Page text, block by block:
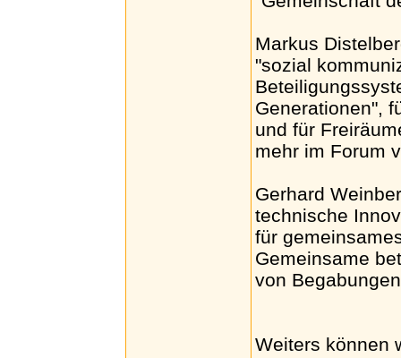
Markus
"sozial
Generationen",
und für
mehr im Forum
Gerhard
technische
für
Gemeinsame
von
Weiters können